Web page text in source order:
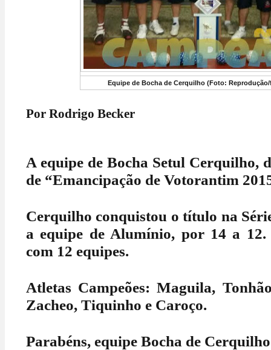
Equipe de Bocha de Cerquilho (Foto:
Por Rodrigo Becker
A equipe de Bocha Setul Cerquilho,
de “Emancipação de Votorantim
Cerquilho conquistou o título na
a equipe de Alumínio, por 14 a 12.
com 12 equipes.
Atletas Campeões: Maguila,
Zacheo, Tiquinho e Caroço.
Parabéns, equipe Bocha de